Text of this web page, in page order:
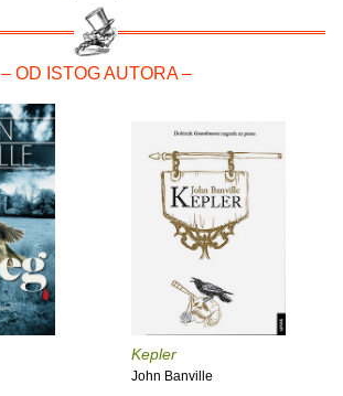
– OD ISTOG AUTORA –
Kepler
John Banville